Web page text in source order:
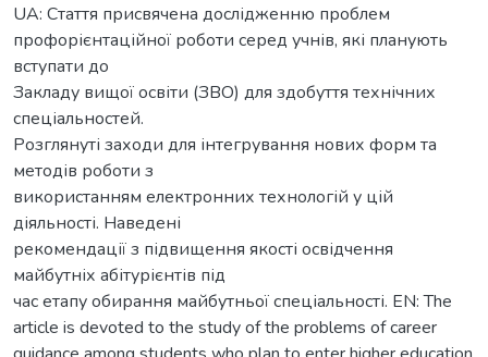
UA: Стаття присвячена дослідженню проблем
профорієнтаційної роботи серед учнів, які планують
вступати до
Закладу вищої освіти (ЗВО) для здобуття технічних
спеціальностей.
Розглянуті заходи для інтегрування нових форм та
методів роботи з
використанням електронних технологій у цій
діяльності. Наведені
рекомендації з підвищення якості освідчення
майбутніх абітурієнтів під
час етапу обирання майбутньої спеціальності. EN: The
article is devoted to the study of the problems of career